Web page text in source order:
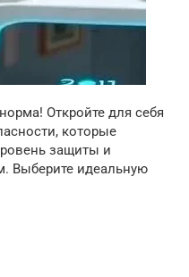
Откройте для себя
которые
защиты и
Выберите идеальную